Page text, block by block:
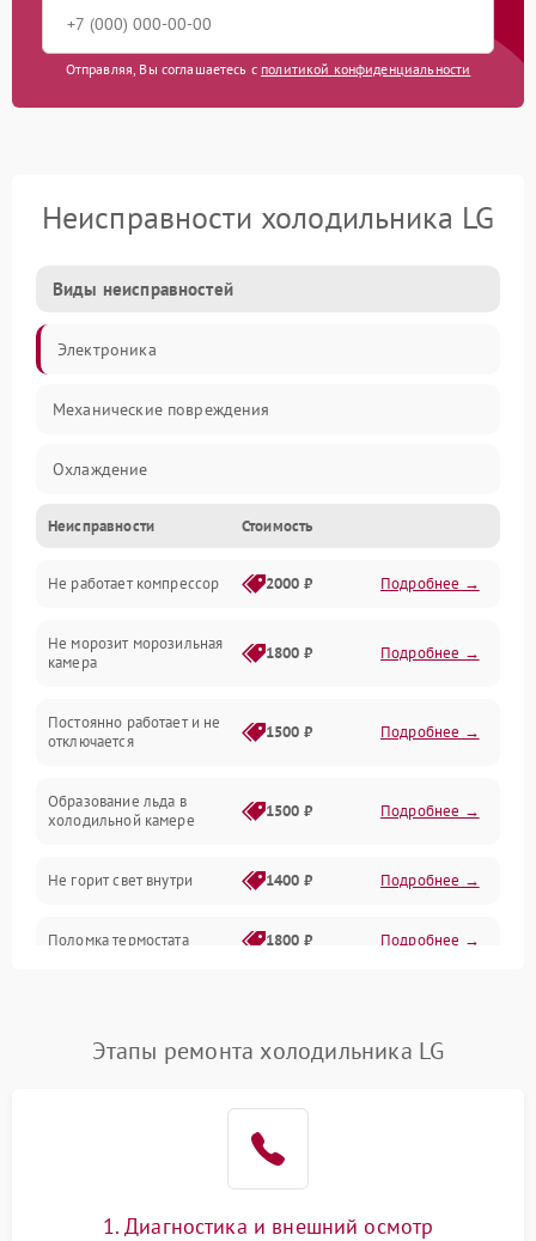
Отправляя, Вы соглашаетесь с политикой конфиденциальности
Неисправности холодильника LG
Виды неисправностей
Электроника
Механические повреждения
Охлаждение
Механика
Электропитание
Дренаж
Неисправности Стоимость
Не работает компрессор 2000 ₽ Подробнее →
Не морозит морозильная
камера
1800 ₽ Подробнее →
Постоянно работает и не
отключается
1500 ₽ Подробнее →
Образование льда в
холодильной камере
1500 ₽ Подробнее →
Не горит свет внутри 1400 ₽ Подробнее →
Поломка термостата 1800 ₽ Подробнее →
Поломка системы No Frost 2600 ₽ Подробнее →
Этапы ремонта холодильника LG
1. Диагностика и внешний осмотр